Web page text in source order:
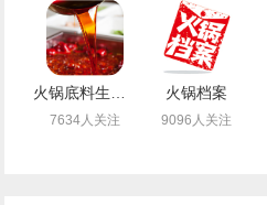
7634人关注
火锅档案
9096人关注